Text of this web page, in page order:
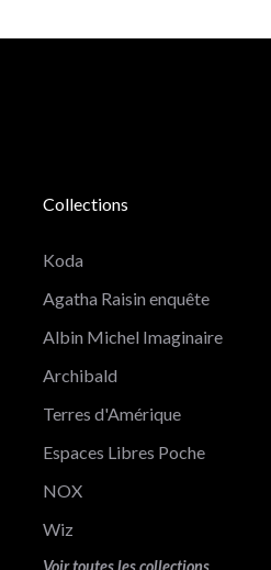
Collections
Koda
Agatha Raisin enquête
Albin Michel Imaginaire
Archibald
Terres d'Amérique
Espaces Libres Poche
NOX
Wiz
Voir toutes les collections